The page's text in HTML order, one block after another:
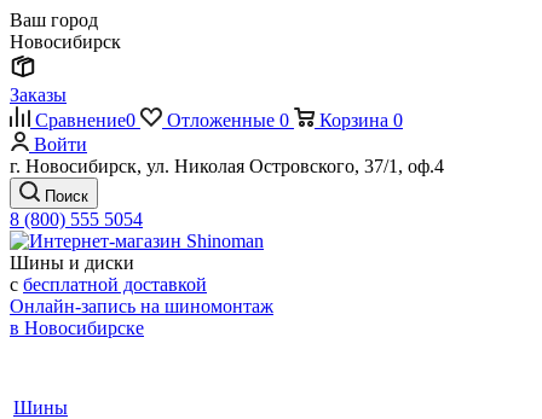
Ваш город
Новосибирск
Заказы
Сравнение0 Отложенные 0 Корзина 0
Войти
г. Новосибирск, ул. Николая Островского, 37/1, оф.4
Поиск
8 (800) 555 5054
Шины и диски
с бесплатной доставкой
Онлайн-запись на шиномонтаж
в Новосибирске
Шины